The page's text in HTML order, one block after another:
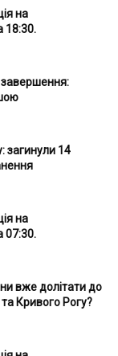
на
18:30.
загинули 14
на
07:30.
вже долітати до
Кривого Рогу?